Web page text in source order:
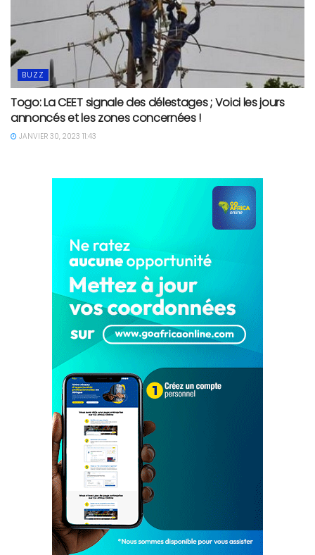
BUZZ
Togo: La CEET signale des délestages ; Voici les jours
annoncés et les zones concernées !
JANVIER 30, 2023 11:43